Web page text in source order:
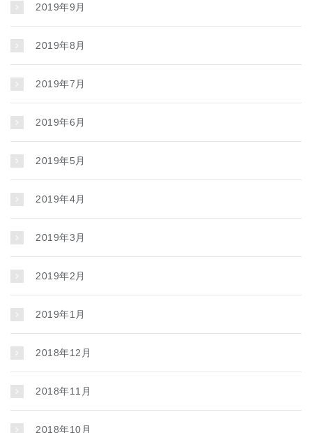
2019年9月
2019年8月
2019年7月
2019年6月
2019年5月
2019年4月
2019年3月
2019年2月
2019年1月
2018年12月
2018年11月
2018年10月